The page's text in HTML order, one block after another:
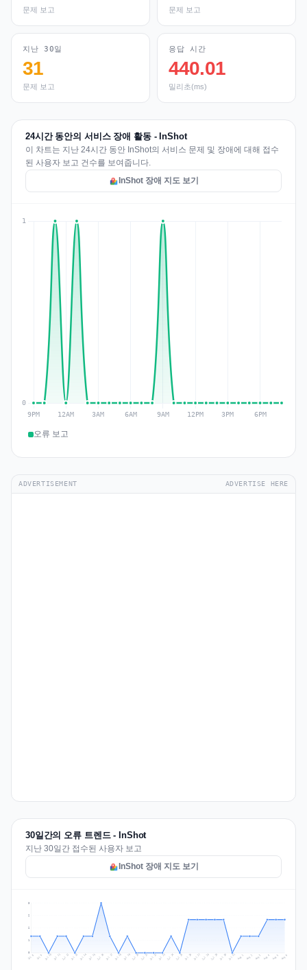
문제 보고 문제 보고
지난 30일
31
문제 보고
응답 시간
440.01
밀리초(ms)
24시간 동안의 서비스 장애 활동 - InShot
이 차트는 지난 24시간 동안 InShot의 서비스 문제 및 장애에 대해 접수
된 사용자 보고 건수를 보여줍니다.
InShot 장애 지도 보기
오류 보고
ADVERTISEMENT ADVERTISE HERE
30일간의 오류 트렌드 - InShot
지난 30일간 접수된 사용자 보고
InShot 장애 지도 보기
1
2
2
3
Jul 8 Jul 9 Jul 10 Jul 11 Jul 12 Jul 13 Jul 14 Jul 15 Jul 16 Jul 17 Jul 18 Jul 19 Jul 20 Jul 21 Jul 22 Jul 23 Jul 24 Jul 25 Jul 26 Jul 27 Jul 28 Jul 29 Jul 30 Jul 31 Aug 1 Aug 2 Aug 3 Aug 4 Aug 5 Aug 6